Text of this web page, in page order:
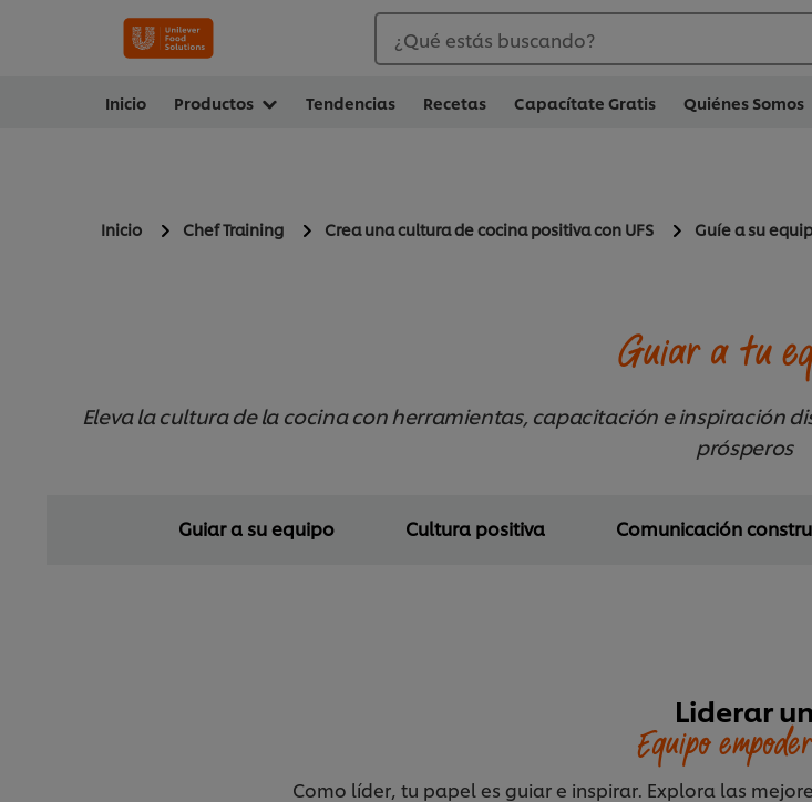
¿Qué estás buscando?
Inicio Productos Tendencias Recetas Capacítate Gratis Quiénes Somos
Inicio Chef Training Crea una cultura de cocina positiva con UFS Guíe a su
Guiar a tu
Eleva la cultura de la cocina con herramientas, capacitación e inspiración
prósperos
Guiar a su equipo Cultura positiva Comunicación
Liderar un
Equipo
Como líder, tu papel es guiar e inspirar. Explora las